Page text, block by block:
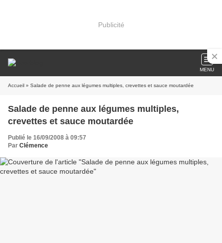
Publicité
MENU
Accueil » Salade de penne aux légumes multiples, crevettes et sauce moutardée
Salade de penne aux légumes multiples,
crevettes et sauce moutardée
Publié le 16/09/2008 à 09:57
Par Clémence